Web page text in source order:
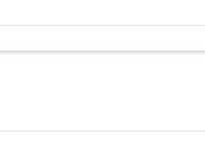
个系统是否正确工作，或者可以在故
动，更容易和更快的技术员的工作。